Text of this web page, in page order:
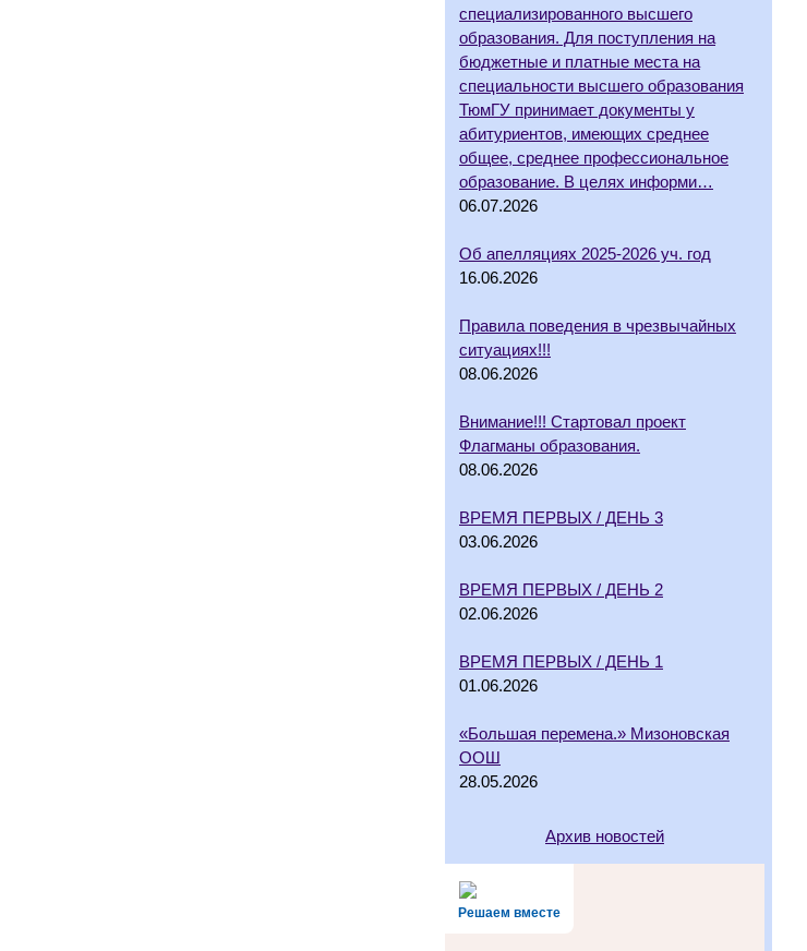
специализированного высшего
образования. Для поступления на
бюджетные и платные места на
специальности высшего образования
ТюмГУ принимает документы у
абитуриентов, имеющих среднее
общее, среднее профессиональное
образование. В целях информи…
06.07.2026
Об апелляциях 2025-2026 уч. год
16.06.2026
Правила поведения в чрезвычайных
ситуациях!!!
08.06.2026
Внимание!!! Стартовал проект
Флагманы образования.
08.06.2026
ВРЕМЯ ПЕРВЫХ / ДЕНЬ 3
03.06.2026
ВРЕМЯ ПЕРВЫХ / ДЕНЬ 2
02.06.2026
ВРЕМЯ ПЕРВЫХ / ДЕНЬ 1
01.06.2026
«Большая перемена.» Мизоновская
ООШ
28.05.2026
Архив новостей
Решаем вместе